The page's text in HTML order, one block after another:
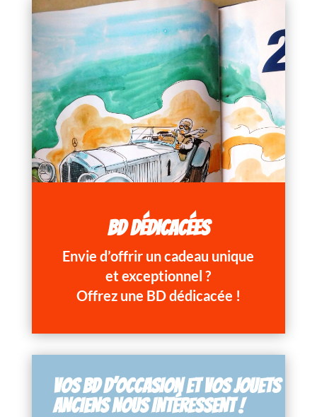
BD DÉDICACÉES
Envie d’offrir un cadeau unique
et exceptionnel ?
Offrez une BD dédicacée !
VOS BD D’OCCASION ET VOS JOUETS
ANCIENS NOUS INTÉRESSENT !